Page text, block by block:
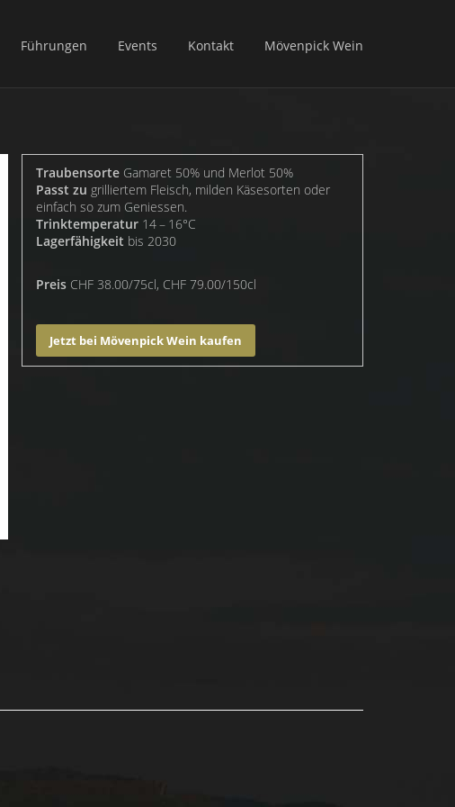
Führungen Events Kontakt Mövenpick Wein
Traubensorte Gamaret 50% und Merlot 50%
Passt zu grilliertem Fleisch, milden Käsesorten oder
einfach so zum Geniessen.
Trinktemperatur 14 – 16°C
Lagerfähigkeit bis 2030
Preis CHF 38.00/75cl, CHF 79.00/150cl
Jetzt bei Mövenpick Wein kaufen